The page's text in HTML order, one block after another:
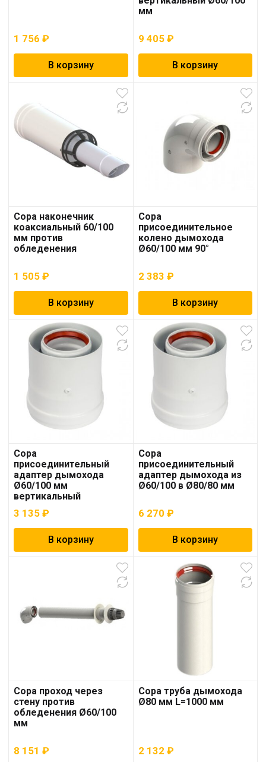
1 756 ₽
В корзину
мм
9 405 ₽
В корзину
Copa наконечник
коаксиальный 60/100
мм против
обледенения
1 505 ₽
В корзину
Copa
присоединительное
колено дымохода
Ø60/100 мм 90°
2 383 ₽
В корзину
Copa
присоединительный
адаптер дымохода
Ø60/100 мм
вертикальный
3 135 ₽
В корзину
Copa
присоединительный
адаптер дымохода из
Ø60/100 в Ø80/80 мм
6 270 ₽
В корзину
Copa проход через
стену против
обледенения Ø60/100
мм
8 151 ₽
Copa труба дымохода
Ø80 мм L=1000 мм
2 132 ₽